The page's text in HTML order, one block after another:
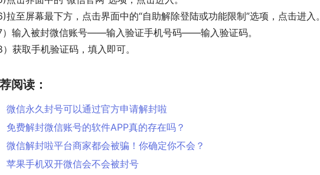
6)拉至屏幕最下方，点击界面中的“自助解除登陆或功能限制”选项，点击进入。
7）输入被封微信账号——输入验证手机号码——输入验证码。
8）获取手机验证码，填入即可。
阅读：
微信永久封号可以通过官方申请解封啦
免费解封微信账号的软件APP真的存在吗？
微信解封啦平台商家都会被骗！你确定你不会？
苹果手机双开微信会不会被封号